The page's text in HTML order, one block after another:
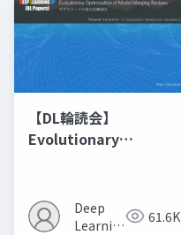
【DL輪読会】
Evolutionary
Recipes モデルマージ
の進化的最適化
Deep
Learning
61.6K